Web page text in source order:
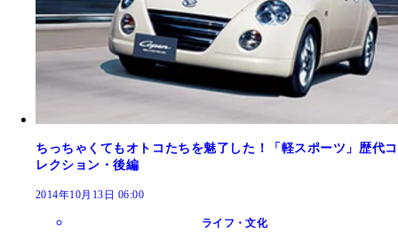
ちっちゃくてもオトコたちを魅了した！「軽スポーツ」歴代コ
レクション・後編
2014年10月13日 06:00
ライフ・文化